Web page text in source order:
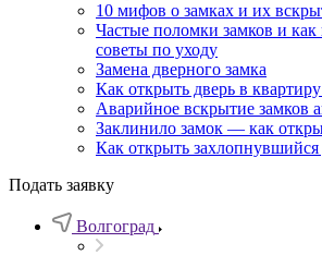
10 мифов о замках и их
Частые поломки замков и
советы по уходу
Замена дверного замка
Как открыть дверь в
Аварийное вскрытие замков
Заклинило замок — как
Как открыть
Подать заявку
Волгоград